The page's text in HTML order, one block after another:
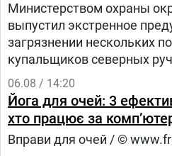
Министерством охраны
выпустил экстренное
загрязнении нескольких
купальщиков северных
06.08 / 14:20
Йога для очей: 3
хто працює за
Вправи для очей / ©